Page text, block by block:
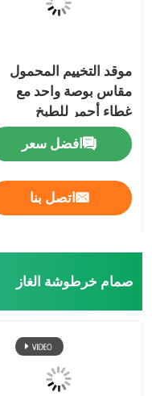
موقد التخييم المحمول
مقاس بوصة واحد مع
غطاء أحمر للطبخ
افضل سعر
اتصل بنا
صمام خرطوشة الغاز